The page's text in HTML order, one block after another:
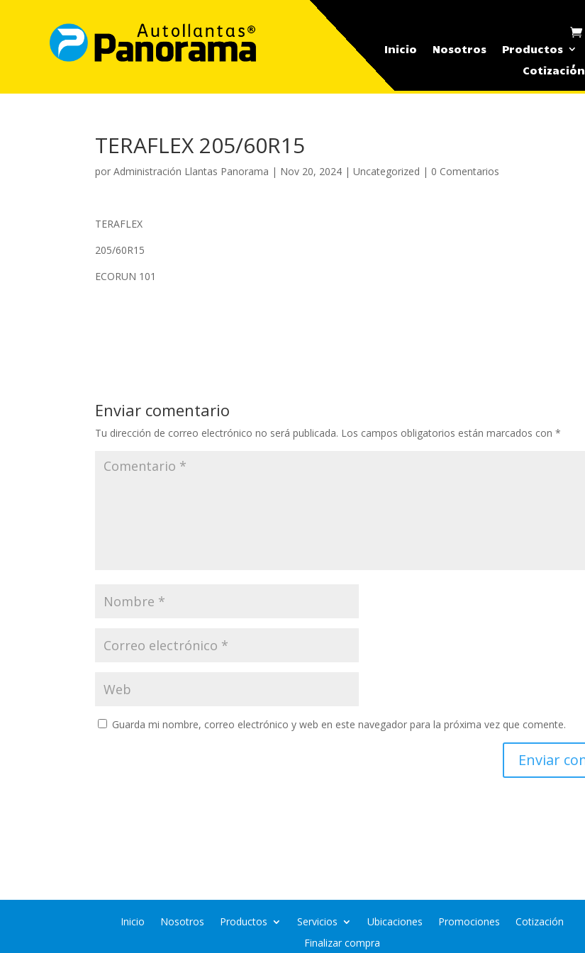
Inicio Nosotros Productos
Cotización
TERAFLEX 205/60R15
porAdministración Llantas Panorama | Nov 20, 2024 |Uncategorized | 0 Comentarios
TERAFLEX
205/60R15
ECORUN 101
Enviar comentario
Tu dirección de correo electrónico no será publicada. Los campos obligatorios están marcados con*
Guarda mi nombre, correo electrónico y web en este navegador para la próxima vez que comente.
Inicio Nosotros Productos Servicios Ubicaciones Promociones
Cotización
Finalizar compra